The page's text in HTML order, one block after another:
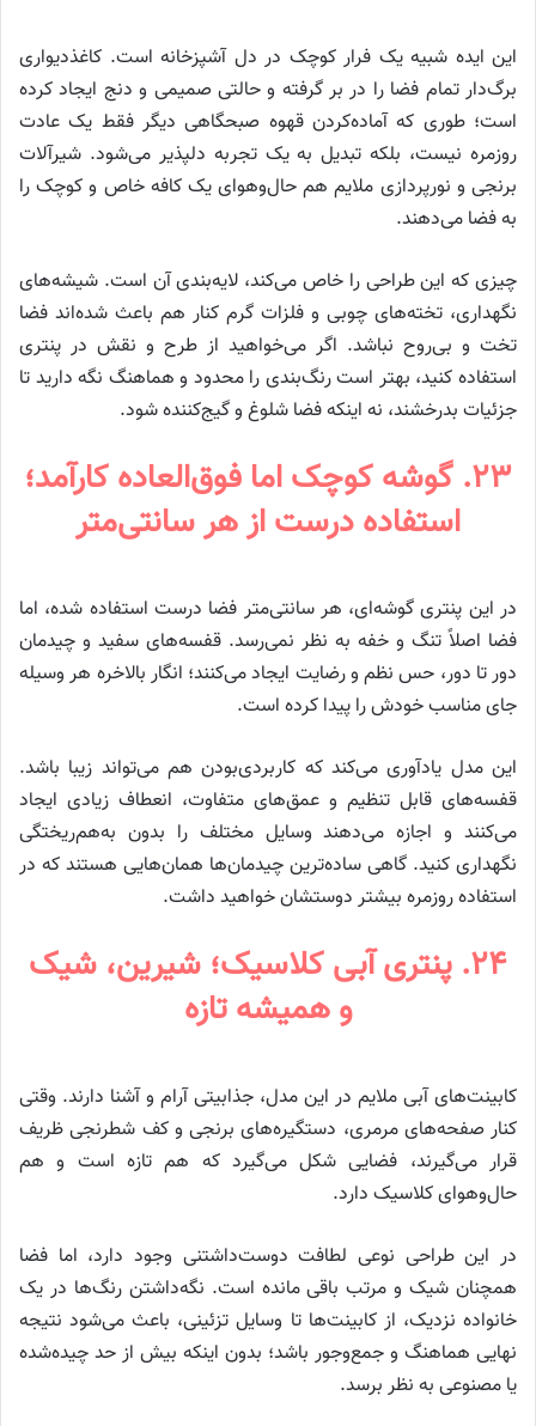
این ایده شبیه یک فرار کوچک در دل آشپزخانه است. کاغذدیواری
برگ‌دار تمام فضا را در بر گرفته و حالتی صمیمی و دنج ایجاد کرده
است؛ طوری که آماده‌کردن قهوه صبحگاهی دیگر فقط یک عادت
روزمره نیست، بلکه تبدیل به یک تجربه دلپذیر می‌شود. شیرآلات
برنجی و نورپردازی ملایم هم حال‌وهوای یک کافه خاص و کوچک را
به فضا می‌دهند.
چیزی که این طراحی را خاص می‌کند، لایه‌بندی آن است. شیشه‌های
نگهداری، تخته‌های چوبی و فلزات گرم کنار هم باعث شده‌اند فضا
تخت و بی‌روح نباشد. اگر می‌خواهید از طرح و نقش در پنتری
استفاده کنید، بهتر است رنگ‌بندی را محدود و هماهنگ نگه دارید تا
جزئیات بدرخشند، نه اینکه فضا شلوغ و گیج‌کننده شود.
۲۳. گوشه کوچک اما فوق‌العاده کارآمد؛
استفاده درست از هر سانتی‌متر
در این پنتری گوشه‌ای، هر سانتی‌متر فضا درست استفاده شده، اما
فضا اصلاً تنگ و خفه به نظر نمی‌رسد. قفسه‌های سفید و چیدمان
دور تا دور، حس نظم و رضایت ایجاد می‌کنند؛ انگار بالاخره هر وسیله
جای مناسب خودش را پیدا کرده است.
این مدل یادآوری می‌کند که کاربردی‌بودن هم می‌تواند زیبا باشد.
قفسه‌های قابل تنظیم و عمق‌های متفاوت، انعطاف زیادی ایجاد
می‌کنند و اجازه می‌دهند وسایل مختلف را بدون به‌هم‌ریختگی
نگهداری کنید. گاهی ساده‌ترین چیدمان‌ها همان‌هایی هستند که در
استفاده روزمره بیشتر دوستشان خواهید داشت.
۲۴. پنتری آبی کلاسیک؛ شیرین، شیک
و همیشه تازه
کابینت‌های آبی ملایم در این مدل، جذابیتی آرام و آشنا دارند. وقتی
کنار صفحه‌های مرمری، دستگیره‌های برنجی و کف شطرنجی ظریف
قرار می‌گیرند، فضایی شکل می‌گیرد که هم تازه است و هم
حال‌وهوای کلاسیک دارد.
در این طراحی نوعی لطافت دوست‌داشتنی وجود دارد، اما فضا
همچنان شیک و مرتب باقی مانده است. نگه‌داشتن رنگ‌ها در یک
خانواده نزدیک، از کابینت‌ها تا وسایل تزئینی، باعث می‌شود نتیجه
نهایی هماهنگ و جمع‌وجور باشد؛ بدون اینکه بیش از حد چیده‌شده
یا مصنوعی به نظر برسد.